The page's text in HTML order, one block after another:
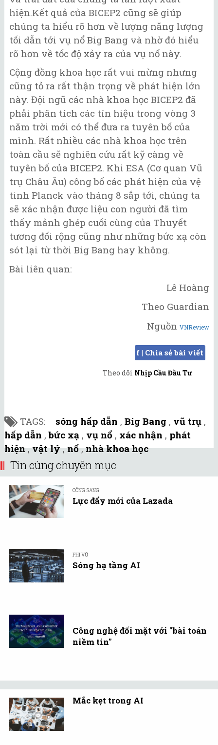
hiện.Kết quả của BICEP2 cũng sẽ giúp
chúng ta hiểu rõ hơn về lượng năng lượng
tối dẫn tới vụ nổ Big Bang và nhờ đó hiểu
rõ hơn về tốc độ xảy ra của vụ nổ này.
Cộng đồng khoa học rất vui mừng nhưng
cũng tỏ ra rất thận trọng về phát hiện lớn
này. Đội ngũ các nhà khoa học BICEP2 đã
phải phân tích các tín hiệu trong vòng 3
năm trời mới có thể đưa ra tuyên bố của
mình. Rất nhiều các nhà khoa học trên
toàn cầu sẽ nghiên cứu rất kỹ càng về
tuyên bố của BICEP2. Khi ESA (Cơ quan Vũ
trụ Châu Âu) công bố các phát hiện của vệ
tinh Planck vào tháng 8 sắp tới, chúng ta
sẽ xác nhận được liệu con người đã tìm
thấy mảnh ghép cuối cùng của Thuyết
tương đối rộng cũng như những bức xạ còn
sót lại từ thời Big Bang hay không.
Bài liên quan:
Lê Hoàng
Theo Guardian
Nguồn VNReview
f | Chia sẻ bài viết
Theo dõi Nhịp Cầu Đầu Tư
TAGS: sóng hấp dẫn , Big Bang , vũ trụ ,
hấp dẫn ,bức xạ , vụ nổ , xác nhận , phát
hiện,vật lý,nổ,nhà khoa học
Tin cùng chuyên mục
CÔNG SANG
Lực đẩy mới của Lazada
PHI VŨ
Sóng hạ tầng AI
Công nghệ đối mặt với "bài toán
niềm tin"
Mắc kẹt trong AI